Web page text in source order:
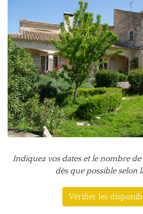
Indiquez vos dates et le nombre
dès que possible selon
Vérifier les